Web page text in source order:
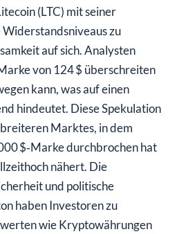
(LTC) mit seiner
zu
auf sich. Analysten
von 124 $ überschreiten
kann, was auf einen
hindeutet. Diese Spekulation
Marktes, in dem
$‑Marke durchbrochen hat
nähert. Die
und politische
haben Investoren zu
wie Kryptowährungen